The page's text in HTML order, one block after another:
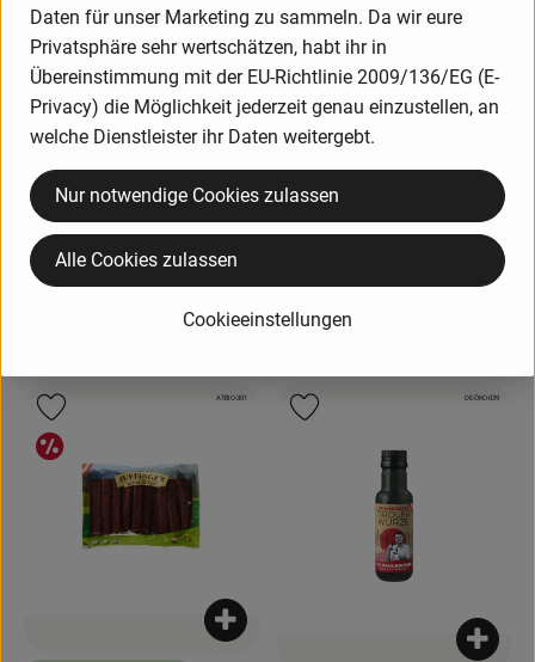
, Preis:
18,39 €/ kg
Tiroler Bergkäse g.U.
Produkt zum Warenkorb hinzufügen
, Preis:
ca. 4,09 €/ Stück
ca 75g
, Herkunft:
Produkt zum Warenkorb hinzufügen
, Verband:
, Kontrollstelle:
AT-BIO-301
Aktionsangebote
, Verband:
, Kontrollstelle:
DE-ÖKO-039
Daten für unser Marketing zu sammeln. Da wir eure
Privatsphäre sehr wertschätzen, habt ihr in
Übereinstimmung mit der EU-Richtlinie 2009/136/EG (E-
Privacy) die Möglichkeit jederzeit genau einzustellen, an
welche Dienstleister ihr Daten weitergebt.
Cookieeinstellungen
Nur notwendige Cookies zulassen
Alle Cookies zulassen